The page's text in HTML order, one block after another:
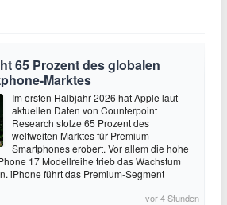
65 Prozent des globalen
Marktes
Im ersten Halbjahr 2026 hat Apple laut
aktuellen Daten von Counterpoint
Research stolze 65 Prozent des
weltweiten Marktes für Premium-
Smartphones erobert. Vor allem die hohe
17 Modellreihe trieb das Wachstum
iPhone führt das Premium-Segment
vor 4 Stunden